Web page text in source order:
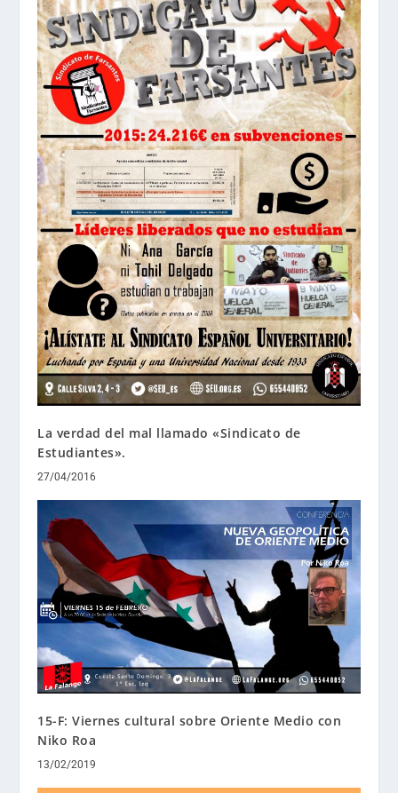
La verdad del mal llamado «Sindicato de
Estudiantes».
27/04/2016
15-F: Viernes cultural sobre Oriente Medio con
Niko Roa
13/02/2019